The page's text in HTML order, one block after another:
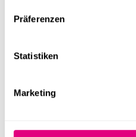
Präferenzen
Statistiken
Marketing
UNSERE LEISTUNGEN:
für Ihr Event